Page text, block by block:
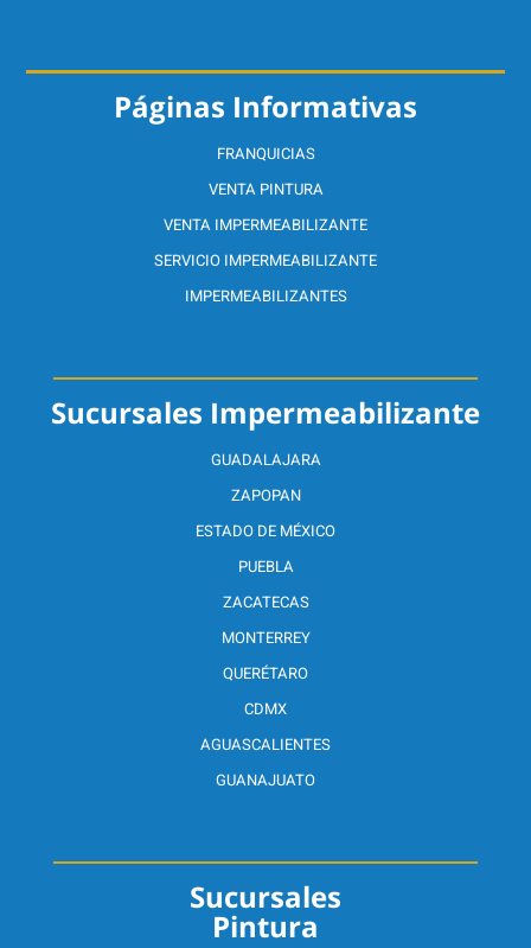
Sucursales
Pintura
Sucursales Impermeabilizante
GUADALAJARA
ZAPOPAN
ESTADO DE MÉXICO
PUEBLA
ZACATECAS
MONTERREY
QUERÉTARO
CDMX
AGUASCALIENTES
GUANAJUATO
Páginas Informativas
FRANQUICIAS
VENTA PINTURA
VENTA IMPERMEABILIZANTE
SERVICIO IMPERMEABILIZANTE
IMPERMEABILIZANTES